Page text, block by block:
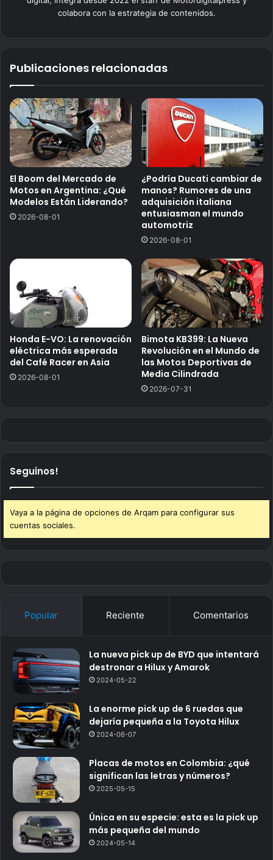
colabora con la estrategia de contenidos.
Publicaciones relacionadas
El Boom del Mercado de
Motos en Argentina: ¿Qué
Modelos Están Liderando?
2026-08-01
¿Podría Ducati cambiar de
manos? Rumores de una
adquisición italiana
entusiasman el mundo
automotriz
2026-08-01
Honda E-VO: La renovación
eléctrica más esperada
del Café Racer en Asia
2026-08-01
Bimota KB399: La Nueva
Revolución en el Mundo de
las Motos Deportivas de
Media Cilindrada
2026-07-31
Seguinos!
Vaya a la página de opciones de Arqam para configurar sus
cuentas sociales.
Popular Reciente Comentarios
La nueva pick up de BYD que intentará
destronar a Hilux y Amarok
2024-05-22
La enorme pick up de 6 ruedas que
dejaría pequeña a la Toyota Hilux
2024-06-07
Placas de motos en Colombia: ¿qué
significan las letras y números?
2025-05-15
Única en su especie: esta es la pick up
más pequeña del mundo
2024-05-14